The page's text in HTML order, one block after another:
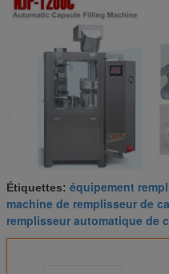
Étiquettes: équipement
machine de remplisseur de
remplisseur automatique de